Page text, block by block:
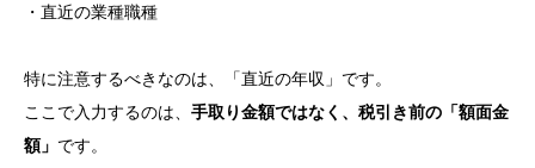
・直近の業種職種
特に注意するべきなのは、「直近の年収」です。
ここで入力するのは、 手取り金額ではなく、税引き前の「額面金
額」 です。